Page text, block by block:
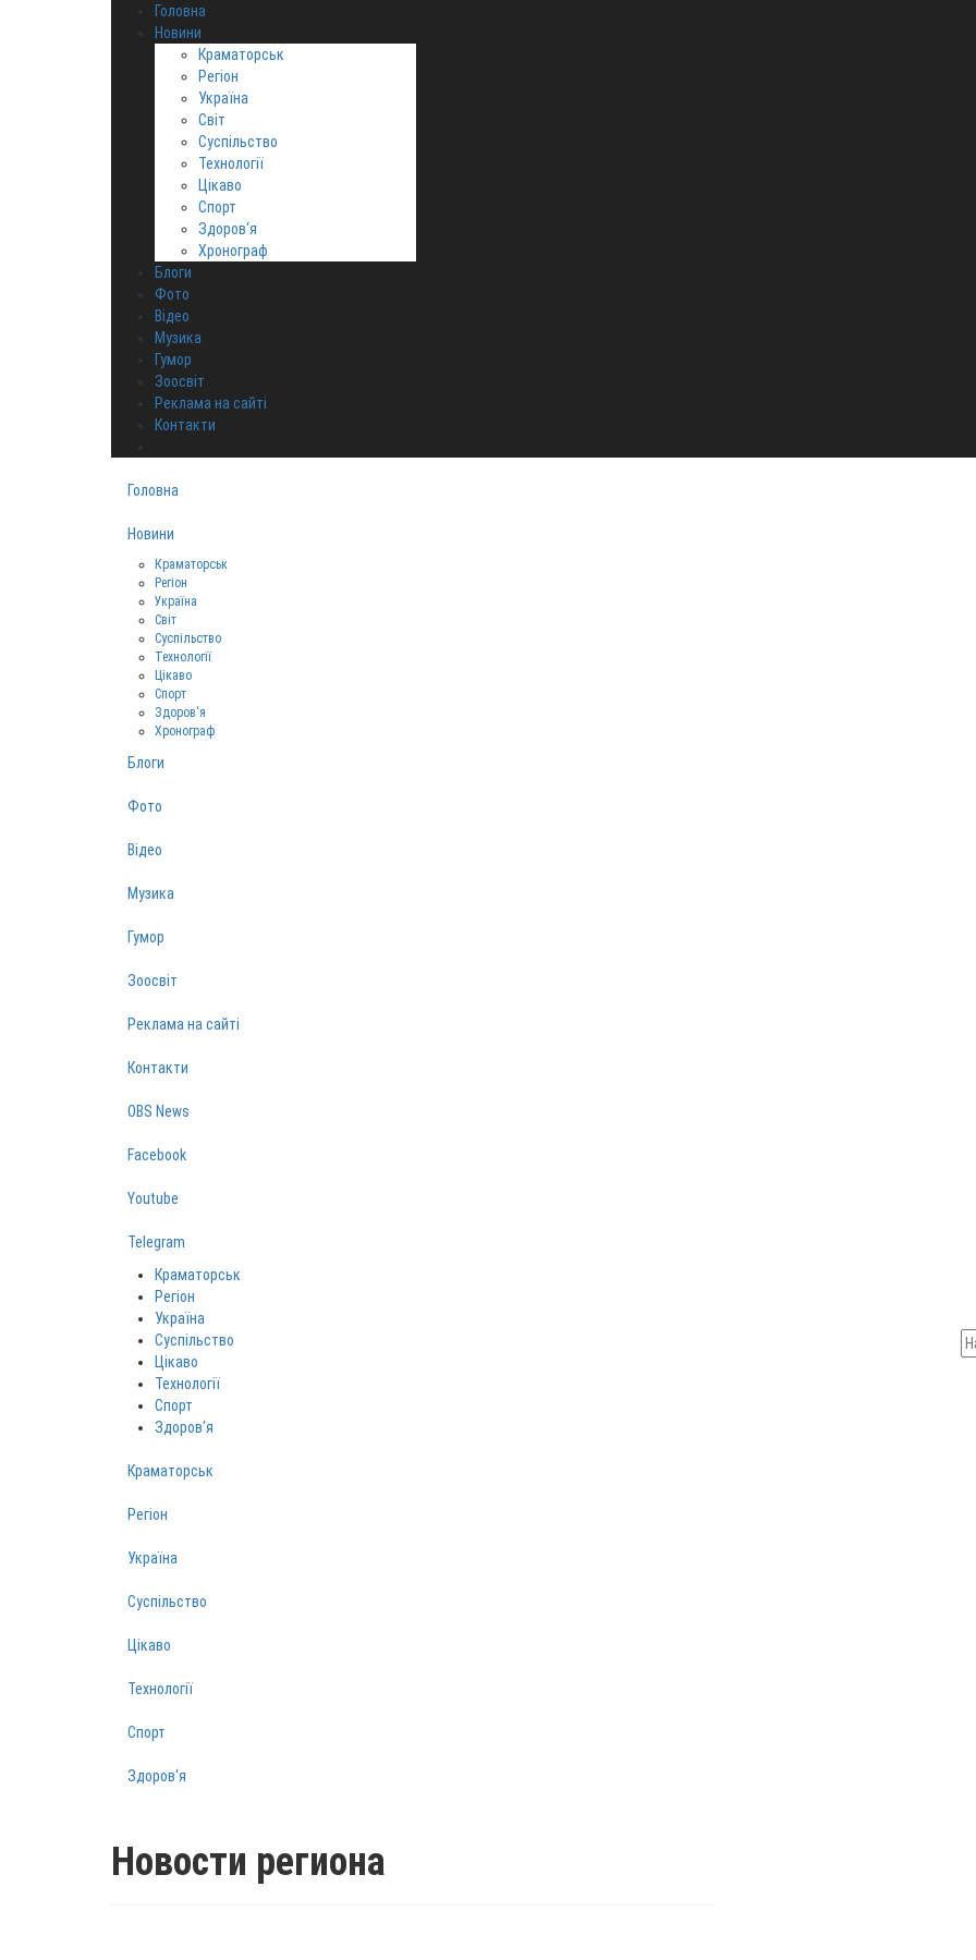
Головна
Новини
Краматорськ
Регіон
Україна
Світ
Суспільство
Технології
Цікаво
Спорт
Здоров‘я
Хронограф
Блоги
Фото
Відео
Музика
Гумор
Зоосвіт
Реклама на сайті
Контакти
Головна
Новини
Краматорськ
Регіон
Україна
Світ
Суспільство
Технології
Цікаво
Спорт
Здоров‘я
Хронограф
Блоги
Фото
Відео
Музика
Гумор
Зоосвіт
Реклама на сайті
Контакти
OBS News
Facebook
Youtube
Telegram
Краматорськ
Регіон
Україна
Суспільство
Цікаво
Технології
Спорт
Здоров‘я
Краматорськ
Регіон
Україна
Суспільство
Цікаво
Технології
Спорт
Здоров‘я
Новости региона